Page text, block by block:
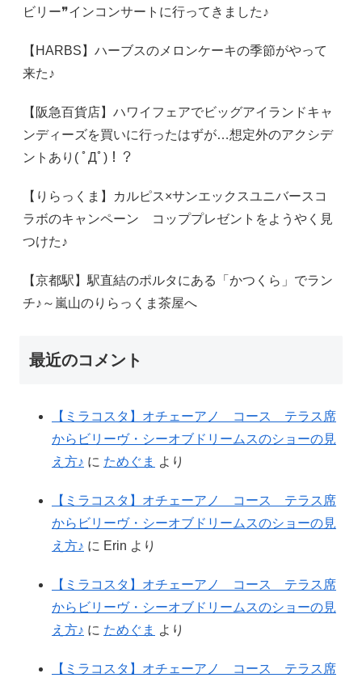
ビリー❞インコンサートに行ってきました♪
【HARBS】ハーブスのメロンケーキの季節がやって
来た♪
【阪急百貨店】ハワイフェアでビッグアイランドキャ
ンディーズを買いに行ったはずが…想定外のアクシデ
ントあり( ﾟДﾟ)！？
【りらっくま】カルピス×サンエックスユニバースコ
ラボのキャンペーン コッププレゼントをようやく見
つけた♪
【京都駅】駅直結のポルタにある「かつくら」でラン
チ♪～嵐山のりらっくま茶屋へ
最近のコメント
【ミラコスタ】オチェーアノ コース テラス席
からビリーヴ・シーオブドリームスのショーの見
え方♪ に ためぐま より
【ミラコスタ】オチェーアノ コース テラス席
からビリーヴ・シーオブドリームスのショーの見
え方♪ に Erin より
【ミラコスタ】オチェーアノ コース テラス席
からビリーヴ・シーオブドリームスのショーの見
え方♪ に ためぐま より
【ミラコスタ】オチェーアノ コース テラス席